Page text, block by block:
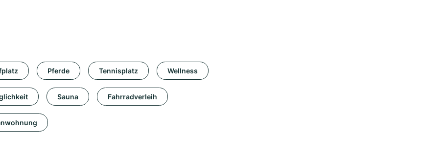
Pferde Tennisplatz Wellness
Sauna Fahrradverleih